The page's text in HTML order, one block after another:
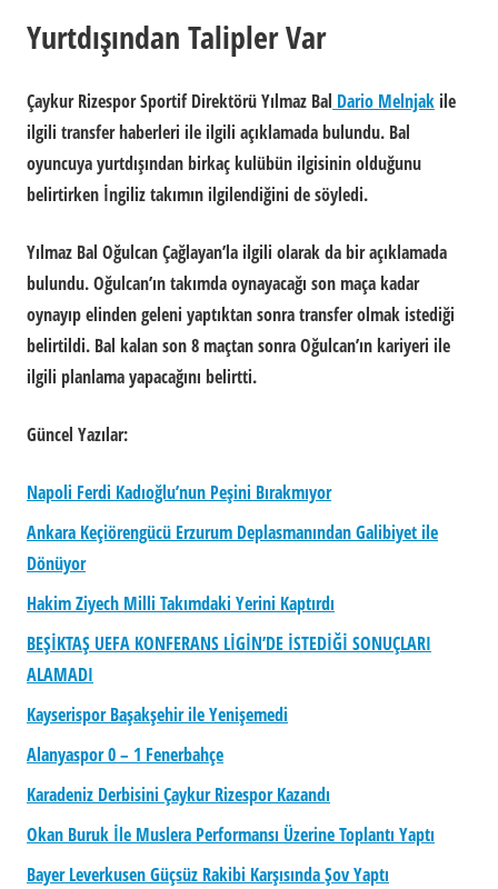
Yurtdışından Talipler Var
Çaykur RizesporSportif Direktörü Yılmaz Bal Dario Melnjak ile
ilgili transfer haberleri ile ilgili açıklamada bulundu. Bal
oyuncuya yurtdışından birkaç kulübün ilgisinin olduğunu
belirtirken İngiliz takımın ilgilendiğini de söyledi.
Yılmaz Bal Oğulcan Çağlayan’la ilgili olarak da bir açıklamada
bulundu. Oğulcan’ın takımda oynayacağı son maça kadar
oynayıp elinden geleni yaptıktan sonra transfer olmak istediği
belirtildi. Bal kalan son 8 maçtan sonra Oğulcan’ın kariyeri ile
ilgili planlama yapacağını belirtti.
Güncel Yazılar:
Napoli Ferdi Kadıoğlu’nun Peşini Bırakmıyor
Ankara Keçiörengücü Erzurum Deplasmanından Galibiyet ile
Dönüyor
Hakim Ziyech Milli Takımdaki Yerini Kaptırdı
BEŞİKTAŞ UEFA KONFERANS LİGİN’DE İSTEDİĞİ SONUÇLARI
ALAMADI
Kayserispor Başakşehir ile Yenişemedi
Alanyaspor 0 – 1 Fenerbahçe
Karadeniz Derbisini Çaykur Rizespor Kazandı
Okan Buruk İle Muslera Performansı Üzerine Toplantı Yaptı
Bayer Leverkusen Güçsüz Rakibi Karşısında Şov Yaptı